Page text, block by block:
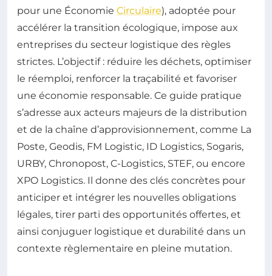
pour une Économie Circulaire), adoptée pour
accélérer la transition écologique, impose aux
entreprises du secteur logistique des règles
strictes. L’objectif : réduire les déchets, optimiser
le réemploi, renforcer la traçabilité et favoriser
une économie responsable. Ce guide pratique
s’adresse aux acteurs majeurs de la distribution
et de la chaîne d’approvisionnement, comme La
Poste, Geodis, FM Logistic, ID Logistics, Sogaris,
URBY, Chronopost, C-Logistics, STEF, ou encore
XPO Logistics. Il donne des clés concrètes pour
anticiper et intégrer les nouvelles obligations
légales, tirer parti des opportunités offertes, et
ainsi conjuguer logistique et durabilité dans un
contexte règlementaire en pleine mutation.